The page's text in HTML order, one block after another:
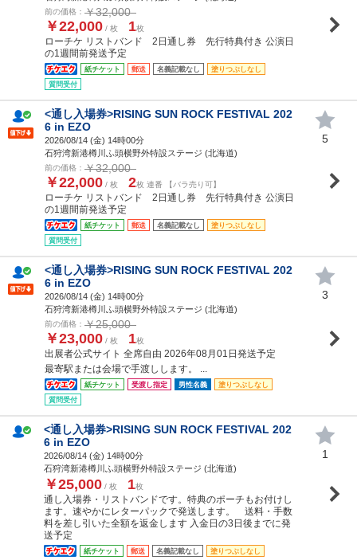
前の価格： ￥32,000
￥22,000 / 枚 1枚
ローチケ リストバンド 2日通し券 先行特典付き 公演日
の1週間前発送予定
紙チケット 郵送 名義記載なし
塗りつぶしなし
質問受付
<通し入場券>RISING SUN ROCK FESTIVAL 202
6 in EZO
2026/08/14 (金) 14時00分
石狩湾新港樽川ふ頭横野外特設ステージ (北海道)
前の価格： ￥32,000
￥22,000 / 枚 2枚 連番 【バラ売り可】
ローチケ リストバンド 2日通し券 先行特典付き 公演日
の1週間前発送予定
紙チケット 郵送 名義記載なし
塗りつぶしなし
質問受付
5
<通し入場券>RISING SUN ROCK FESTIVAL 202
6 in EZO
2026/08/14 (金) 14時00分
石狩湾新港樽川ふ頭横野外特設ステージ (北海道)
前の価格： ￥25,000
￥23,000 / 枚 1枚
出展者公式サイト 全席自由 2026年08月01日発送予定
最寄駅または会場で手渡しします。 ...
紙チケット 受渡し指定 男性名義
塗りつぶしなし
質問受付
3
<通し入場券>RISING SUN ROCK FESTIVAL 202
6 in EZO
2026/08/14 (金) 14時00分
石狩湾新港樽川ふ頭横野外特設ステージ (北海道)
￥25,000 / 枚 1枚
通し入場券・リストバンドです。特典のポーチもお付けし
ます。速やかにレターパックで発送します。 送料・手数
料を差し引いた全額を返金します 入金日の3日後までに発
送予定
紙チケット 郵送 名義記載なし 塗りつぶしなし
1